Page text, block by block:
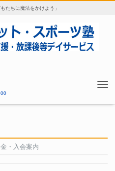
たちに魔法をかけよう」
・入会案内